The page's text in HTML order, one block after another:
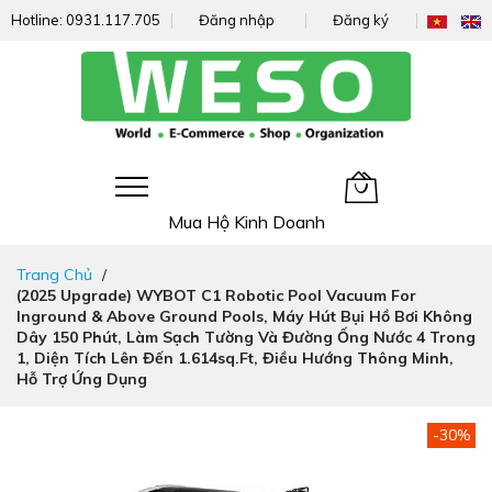
Hotline: 0931.117.705 Đăng nhập Đăng ký
Mua Hộ Kinh Doanh
nhanh
đến
nội
dung
Trang Chủ
(2025 Upgrade) WYBOT C1 Robotic Pool Vacuum For
Inground & Above Ground Pools, Máy Hút Bụi Hồ Bơi Không
Dây 150 Phút, Làm Sạch Tường Và Đường Ống Nước 4 Trong
1, Diện Tích Lên Đến 1.614sq.ft, Điều Hướng Thông Minh,
Hỗ Trợ Ứng Dụng
-30%